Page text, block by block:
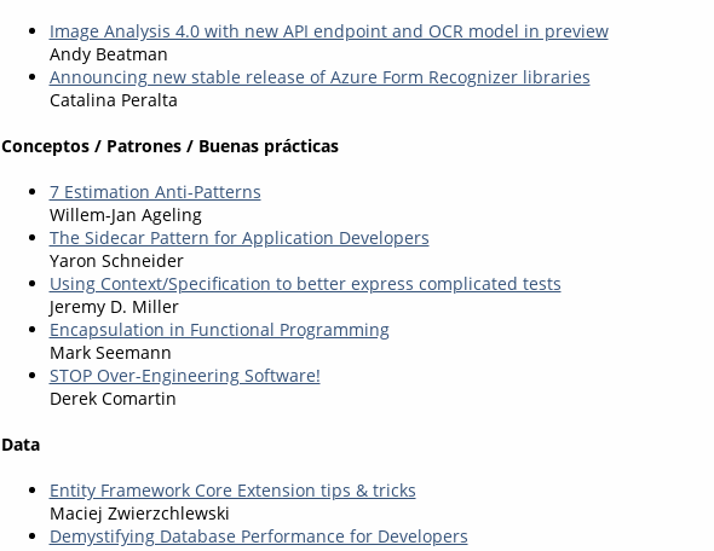
Image Analysis 4.0 with new API endpoint and OCR model in preview
Andy Beatman
Announcing new stable release of Azure Form Recognizer libraries
Catalina Peralta
Conceptos / Patrones / Buenas prácticas
7 Estimation Anti-Patterns
Willem-Jan Ageling
The Sidecar Pattern for Application Developers
Yaron Schneider
Using Context/Specification to better express complicated tests
Jeremy D. Miller
Encapsulation in Functional Programming
Mark Seemann
STOP Over-Engineering Software!
Derek Comartin
Data
Entity Framework Core Extension tips & tricks
Maciej Zwierzchlewski
Demystifying Database Performance for Developers